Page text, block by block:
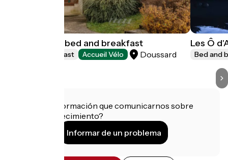
Villa Ginkgo : bed and breakfast
Bed and breakfast Accueil Vélo Doussard
Les Ô
Bed and
¿Tienes información que comunicarnos sobre
este establecimiento?
Informar de un problema